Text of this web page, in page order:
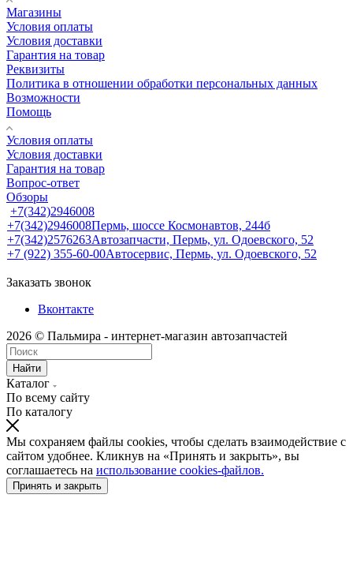
Магазины
Условия оплаты
Условия доставки
Гарантия на товар
Реквизиты
Политика в отношении обработки персональных данных
Возможности
Помощь
Условия оплаты
Условия доставки
Гарантия на товар
Вопрос-ответ
Обзоры
+7(342)2946008
+7(342)2946008Пермь, шоссе Космонавтов, 244б
+7(342)2576263Автозапчасти, Пермь, ул. Одоевского, 52
+7 (922) 355-60-00Автосервис, Пермь, ул. Одоевского, 52
Заказать звонок
Вконтакте
2026 © Пальмира - интернет-магазин автозапчастей
Найти
Каталог
По всему сайту
По каталогу
Мы сохраняем файлы cookies, чтобы сделать взаимодействие с
сайтом удобнее. Кликнув на «Принять и закрыть», вы
соглашаетесь на использование cookies-файлов.
Принять и закрыть